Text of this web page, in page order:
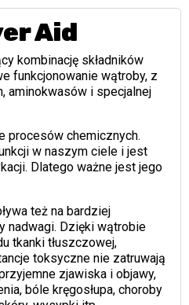
Aid
kombinację składników
funkcjonowanie wątroby, z
aminokwasów i specjalnej
procesów chemicznych.
w naszym ciele i jest
Dlatego ważne jest jego
też na bardziej
nadwagi. Dzięki wątrobie
tkanki tłuszczowej,
toksyczne nie zatruwają
zjawiska i objawy,
bóle kręgosłupa, choroby